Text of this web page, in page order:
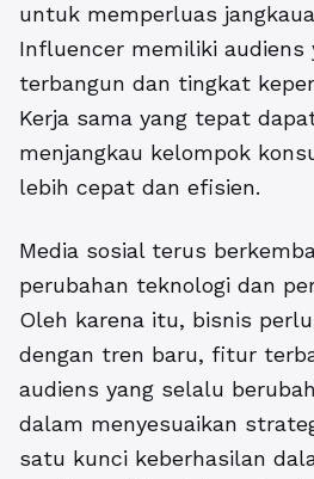
untuk memperluas
Influencer memiliki audiens
terbangun dan tingkat
Kerja sama yang tepat
menjangkau kelompok
lebih cepat dan efisien.
Media sosial terus
perubahan teknologi dan
Oleh karena itu, bisnis
dengan tren baru, fitur
audiens yang selalu
dalam menyesuaikan
satu kunci keberhasilan